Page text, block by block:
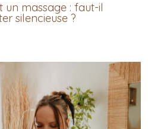
un massage : faut-il
silencieuse ?